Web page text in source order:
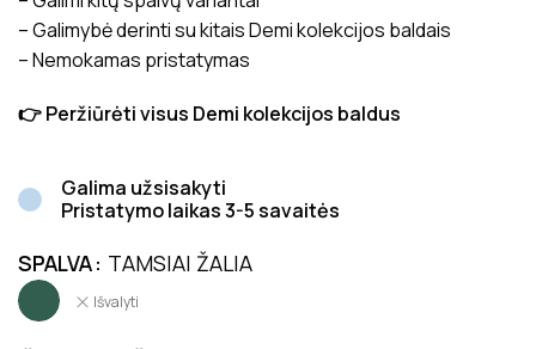
– Galimybė derinti su kitais Demi kolekcijos baldais
– Nemokamas pristatymas
👉 Peržiūrėti visus Demi kolekcijos baldus
Galima užsisakyti
Pristatymo laikas 3-5 savaitės
SPALVA TAMSIAI ŽALIA
Išvalyti